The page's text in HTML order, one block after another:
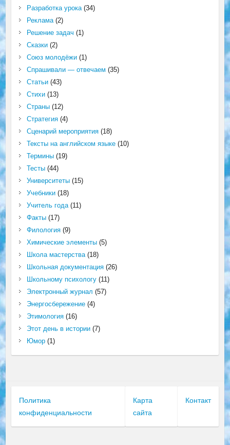
Разработка урока(34)
Реклама(2)
Решение задач (1)
Сказки(2)
Союз молодёжи(1)
Спрашивали — отвечаем (35)
Статьи(43)
Стихи(13)
Страны(12)
Стратегия(4)
Сценарий мероприятия(18)
Тексты на английском языке(10)
Термины(19)
Тесты(44)
Университеты(15)
Учебники(18)
Учитель года(11)
Факты(17)
Филология(9)
Химические элементы(5)
Школа мастерства(18)
Школьная документация(26)
Школьному психологу(11)
Электронный журнал (57)
Энергосбережение(4)
Этимология(16)
Этот день в истории(7)
Юмор(1)
Политика
конфиденциальности
Карта
сайта
Контакт